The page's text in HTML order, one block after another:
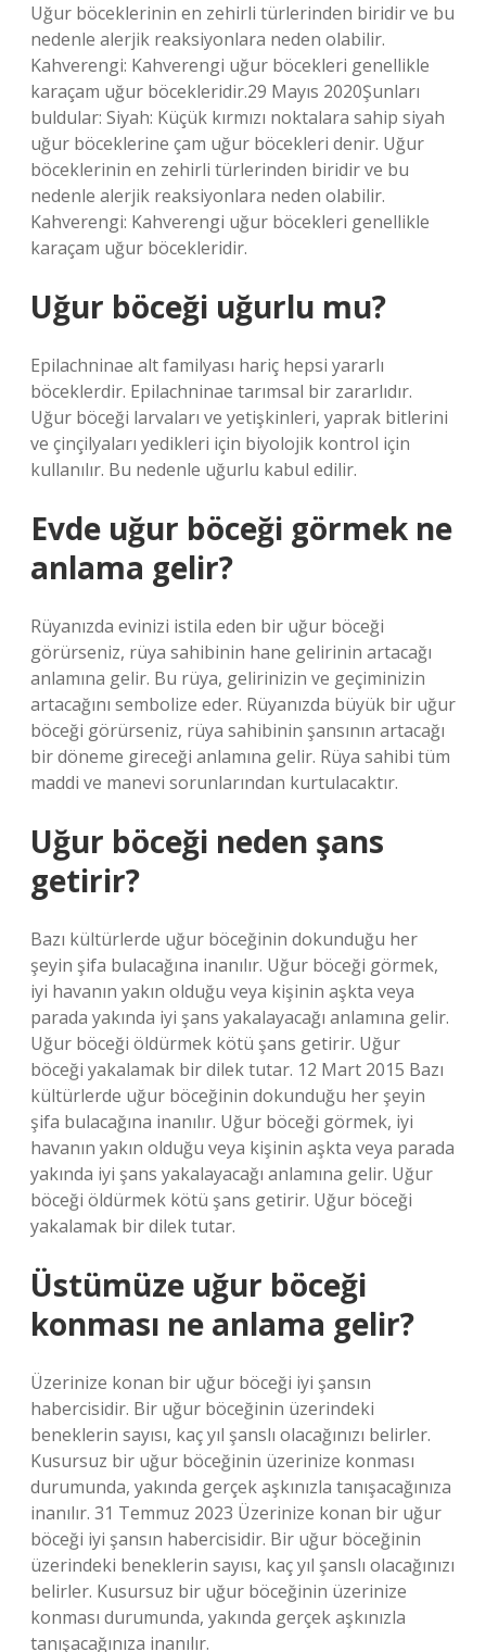
Uğur böceklerinin en zehirli türlerinden biridir ve bu
nedenle alerjik reaksiyonlara neden olabilir.
Kahverengi: Kahverengi uğur böcekleri genellikle
karaçam uğur böcekleridir.29 Mayıs 2020Şunları
buldular: Siyah: Küçük kırmızı noktalara sahip siyah
uğur böceklerine çam uğur böcekleri denir. Uğur
böceklerinin en zehirli türlerinden biridir ve bu
nedenle alerjik reaksiyonlara neden olabilir.
Kahverengi: Kahverengi uğur böcekleri genellikle
karaçam uğur böcekleridir.
Uğur böceği uğurlu mu?
Epilachninae alt familyası hariç hepsi yararlı
böceklerdir. Epilachninae tarımsal bir zararlıdır.
Uğur böceği larvaları ve yetişkinleri, yaprak bitlerini
ve çinçilyaları yedikleri için biyolojik kontrol için
kullanılır. Bu nedenle uğurlu kabul edilir.
Evde uğur böceği görmek ne
anlama gelir?
Rüyanızda evinizi istila eden bir uğur böceği
görürseniz, rüya sahibinin hane gelirinin artacağı
anlamına gelir. Bu rüya, gelirinizin ve geçiminizin
artacağını sembolize eder. Rüyanızda büyük bir uğur
böceği görürseniz, rüya sahibinin şansının artacağı
bir döneme gireceği anlamına gelir. Rüya sahibi tüm
maddi ve manevi sorunlarından kurtulacaktır.
Uğur böceği neden şans
getirir?
Bazı kültürlerde uğur böceğinin dokunduğu her
şeyin şifa bulacağına inanılır. Uğur böceği görmek,
iyi havanın yakın olduğu veya kişinin aşkta veya
parada yakında iyi şans yakalayacağı anlamına gelir.
Uğur böceği öldürmek kötü şans getirir. Uğur
böceği yakalamak bir dilek tutar. 12 Mart 2015 Bazı
kültürlerde uğur böceğinin dokunduğu her şeyin
şifa bulacağına inanılır. Uğur böceği görmek, iyi
havanın yakın olduğu veya kişinin aşkta veya parada
yakında iyi şans yakalayacağı anlamına gelir. Uğur
böceği öldürmek kötü şans getirir. Uğur böceği
yakalamak bir dilek tutar.
Üstümüze uğur böceği
konması ne anlama gelir?
Üzerinize konan bir uğur böceği iyi şansın
habercisidir. Bir uğur böceğinin üzerindeki
beneklerin sayısı, kaç yıl şanslı olacağınızı belirler.
Kusursuz bir uğur böceğinin üzerinize konması
durumunda, yakında gerçek aşkınızla tanışacağınıza
inanılır. 31 Temmuz 2023 Üzerinize konan bir uğur
böceği iyi şansın habercisidir. Bir uğur böceğinin
üzerindeki beneklerin sayısı, kaç yıl şanslı olacağınızı
belirler. Kusursuz bir uğur böceğinin üzerinize
konması durumunda, yakında gerçek aşkınızla
tanışacağınıza inanılır.